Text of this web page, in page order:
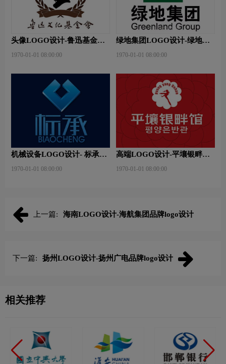
头像LOGO设计-鲁迅基金会
1970-01-01 08:00:00
绿地集团LOGO设计-绿地集
1970-01-01 08:00:00
机械设备LOGO设计- 标承机
1970-01-01 08:00:00
高端LOGO设计-平壤银畔馆
1970-01-01 08:00:00
上一篇: 海南LOGO设计-海航集团品牌logo设计
下一篇: 扬州LOGO设计-扬州广电品牌logo设计
相关推荐